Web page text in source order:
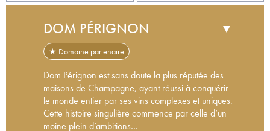
DOM PÉRIGNON ▼
★ Domaine partenaire
Dom Pérignon est sans doute la plus réputée des
maisons de Champagne, ayant réussi à conquérir
le monde entier par ses vins complexes et uniques.
Cette histoire singulière commence par celle d’un
moine plein d’ambitions…